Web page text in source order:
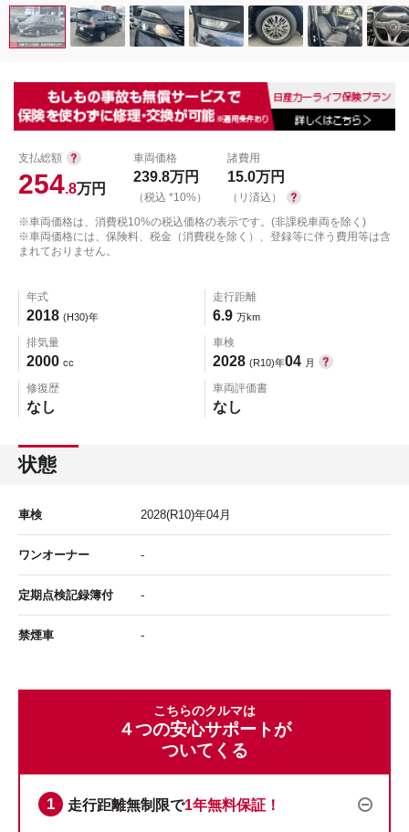
支払総額
254.8万円
車両価格
239.8万円
（税込 *10%）
諸費用
15.0万円
（リ済込）
※車両価格は、消費税10%の税込価格の表示です。(非課税車両を除く)
※車両価格には、保険料、税金（消費税を除く）、登録等に伴う費用等は含
まれておりません。
年式
2018 (H30)年
走行距離
6.9 万km
排気量
2000 cc
車検
2028 (R10)年04 月
修復歴
なし
車両評価書
なし
状態
車検 2028(R10)年04 月
ワンオーナー -
定期点検記録簿付 -
禁煙車 -
こちらのクルマは
４つの安心サポートが
ついてくる
走行距離無制限で1年無料保証！